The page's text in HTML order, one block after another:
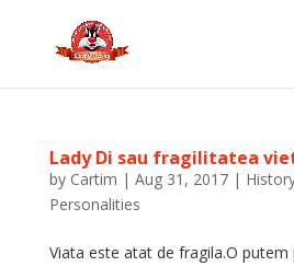
Lady Di sau fragilitatea
by Cartim | Aug 31, 2017|
Personalities
Viata este atat de fragila.O